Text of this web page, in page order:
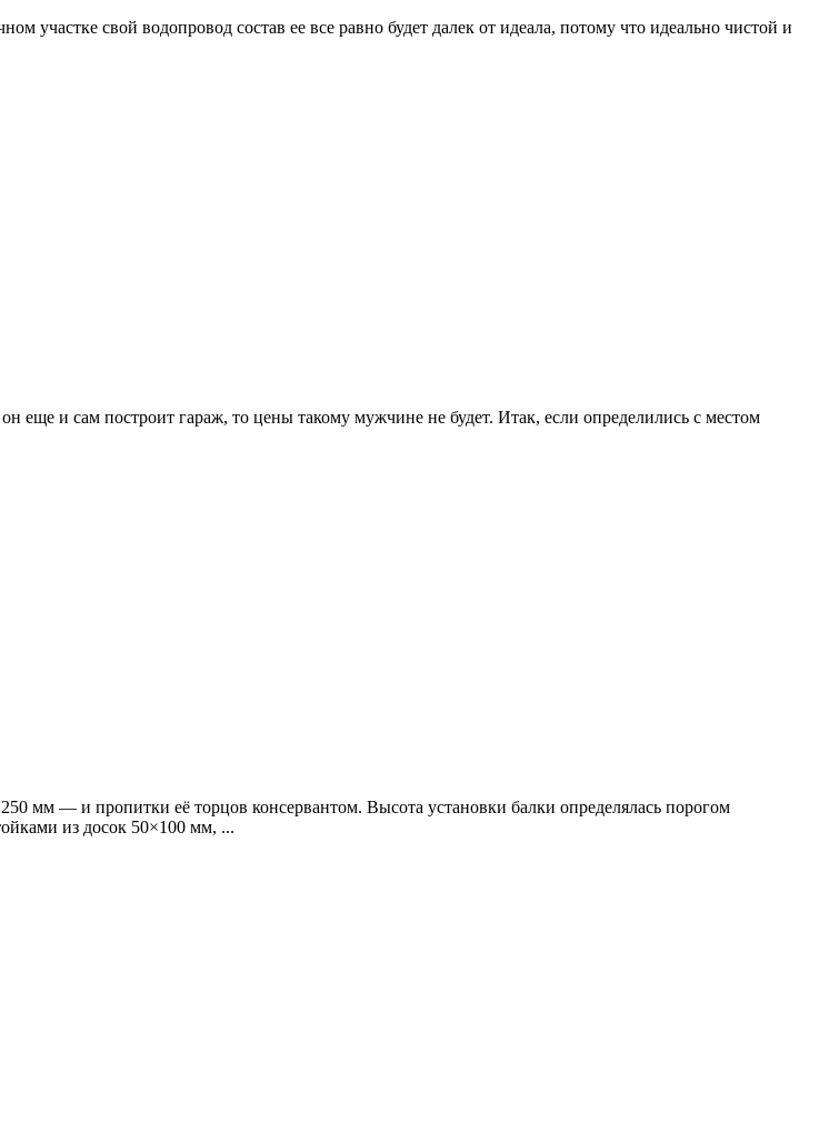
участке свой водопровод состав ее все равно будет далек от идеала, потому что идеально чистой и
и сам построит гараж, то цены такому мужчине не будет. Итак, если определились с местом
мм — и пропитки её торцов консервантом. Высота установки балки определялась порогом
из досок 50×100 мм, ...